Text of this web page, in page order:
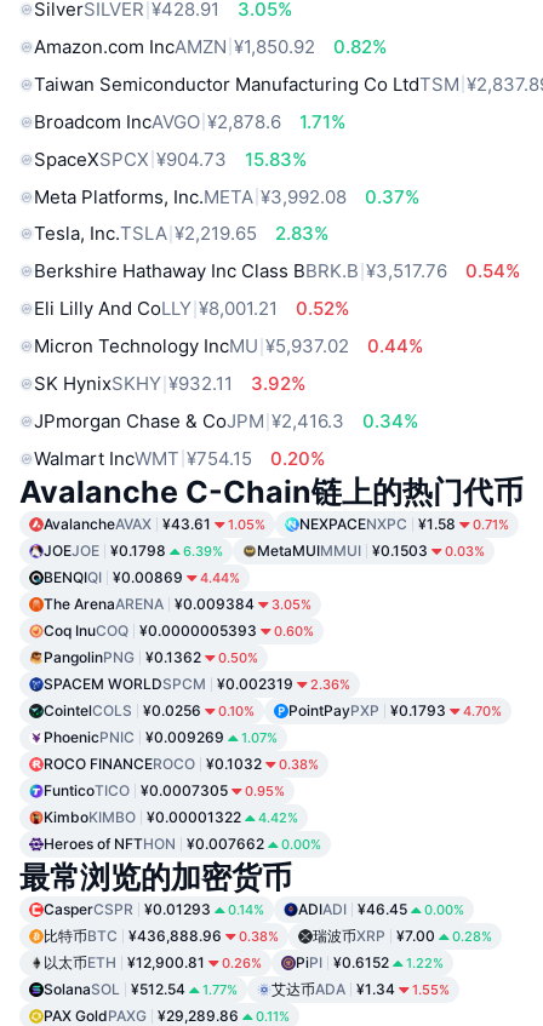
SilverSILVER ¥428.91
3.05%
Amazon.com IncAMZN ¥1,850.92
0.82%
Taiwan Semiconductor Manufacturing Co LtdTSM
Broadcom IncAVGO ¥2,878.6
1.71%
SpaceXSPCX ¥904.73
15.83%
Meta Platforms, Inc.META ¥3,992.08
0.37%
Tesla, Inc.TSLA ¥2,219.65
2.83%
Berkshire Hathaway Inc Class BBRK.B ¥3,517.76
0.54%
Eli Lilly And CoLLY ¥8,001.21
0.52%
Micron Technology IncMU ¥5,937.02
0.44%
SK HynixSKHY ¥932.11
3.92%
JPmorgan Chase & CoJPM ¥2,416.3
0.34%
Walmart IncWMT ¥754.15 0.20%
Avalanche C-Chain链上的热门代币
AvalancheAVAX ¥43.61 1.05% NEXPACENXPC ¥1.58 0.71%
JOEJOE ¥0.1798 6.39% MetaMUIMMUI ¥0.1503 0.03%
BENQIQI ¥0.00869 4.44%
The ArenaARENA ¥0.009384 3.05%
Coq InuCOQ ¥0.0000005393 0.60%
PangolinPNG ¥0.1362 0.50%
SPACEM WORLDSPCM ¥0.002319 2.36%
CointelCOLS ¥0.0256 0.10% PointPayPXP ¥0.1793 4.70%
PhoenicPNIC ¥0.009269 1.07%
ROCO FINANCEROCO ¥0.1032 0.38%
FunticoTICO ¥0.0007305 0.95%
KimboKIMBO ¥0.00001322 4.42%
Heroes of NFTHON ¥0.007662 0.00%
最常浏览的加密货币
CasperCSPR ¥0.01293 0.14% ADIADI ¥46.45 0.00%
比特币BTC ¥436,888.96 0.38% 瑞波币XRP ¥7.00 0.28%
以太币ETH ¥12,900.81 0.26% PiPI ¥0.6152 1.22%
SolanaSOL ¥512.54 1.77% 艾达币ADA ¥1.34 1.55%
PAX GoldPAXG ¥29,289.86 0.11%